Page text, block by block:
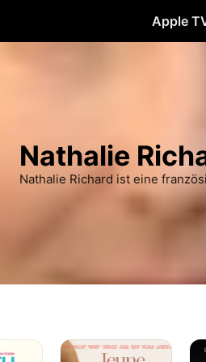
Apple
Nathalie
Nathalie Richard ist eine
Jung
&